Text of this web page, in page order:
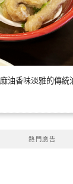
油香味淡雅的傳
熱門廣告